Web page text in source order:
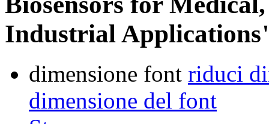
Industrial
dimensione font riduci
dimensione del font